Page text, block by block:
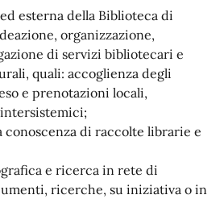
esterna della Biblioteca di
organizzazione,
di servizi bibliotecari e
quali: accoglienza degli
e prenotazioni locali,
conoscenza di raccolte librarie e
e ricerca in rete di
ricerche, su iniziativa o in